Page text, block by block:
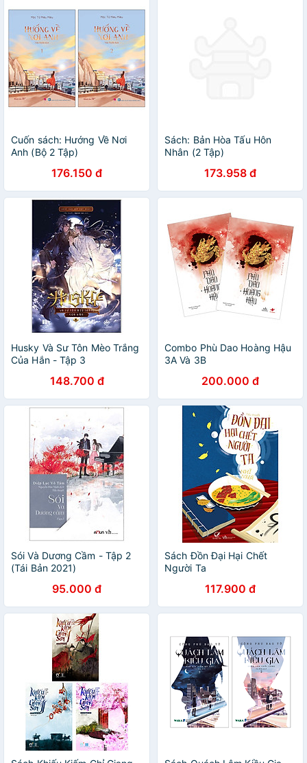
Cuốn sách: Hướng Về Nơi
Anh (Bộ 2 Tập)
176.150 đ
Sách: Bản Hòa Tấu Hôn
Nhân (2 Tập)
173.958 đ
Husky Và Sư Tôn Mèo Trắng
Của Hắn - Tập 3
148.700 đ
Combo Phù Dao Hoàng Hậu
3A Và 3B
200.000 đ
Sói Và Dương Cầm - Tập 2
(Tái Bản 2021)
95.000 đ
Sách Đồn Đại Hại Chết
Người Ta
117.900 đ